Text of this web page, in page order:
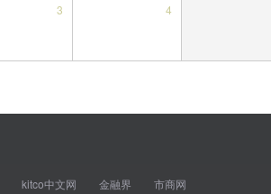
3 4
kitco中文网 金融界 市商网